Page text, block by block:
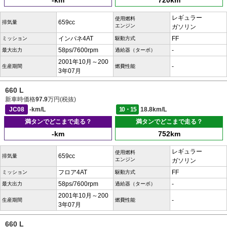
排気量 659cc
使用燃料
エンジン
レギュラー
ガソリン
ミッション インパネ4AT 駆動方式 FF
最大出力 58ps/7600rpm 過給器（ターボ） -
生産期間
2001年10月～200
3年07月
燃費性能 -
660 L
新車時価格97.9万円(税抜)
JC08
-km/L 10・15
18.8km/L
満タンでどこまで走る？
-km
満タンでどこまで走る？
752km
排気量 659cc
使用燃料
エンジン
レギュラー
ガソリン
ミッション フロア4AT 駆動方式 FF
最大出力 58ps/7600rpm 過給器（ターボ） -
生産期間
2001年10月～200
3年07月
燃費性能 -
660 L